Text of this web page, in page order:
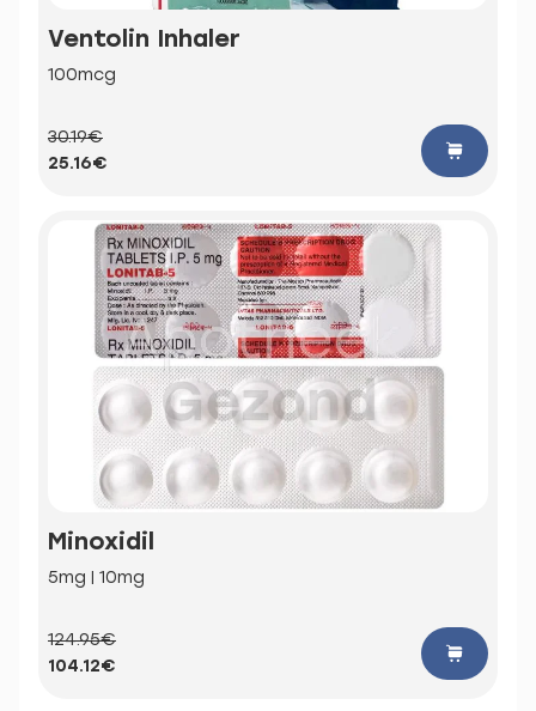
Ventolin Inhaler
100mcg
30.19€
25.16€
Minoxidil
5mg | 10mg
124.95€
104.12€